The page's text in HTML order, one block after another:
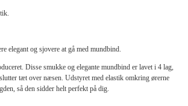
elegant og sjovere at gå med mundbind.
Disse smukke og elegante mundbind er lavet i 4 lag,
tæt over næsen. Udstyret med elastik omkring ørerne
så den sidder helt perfekt på dig.